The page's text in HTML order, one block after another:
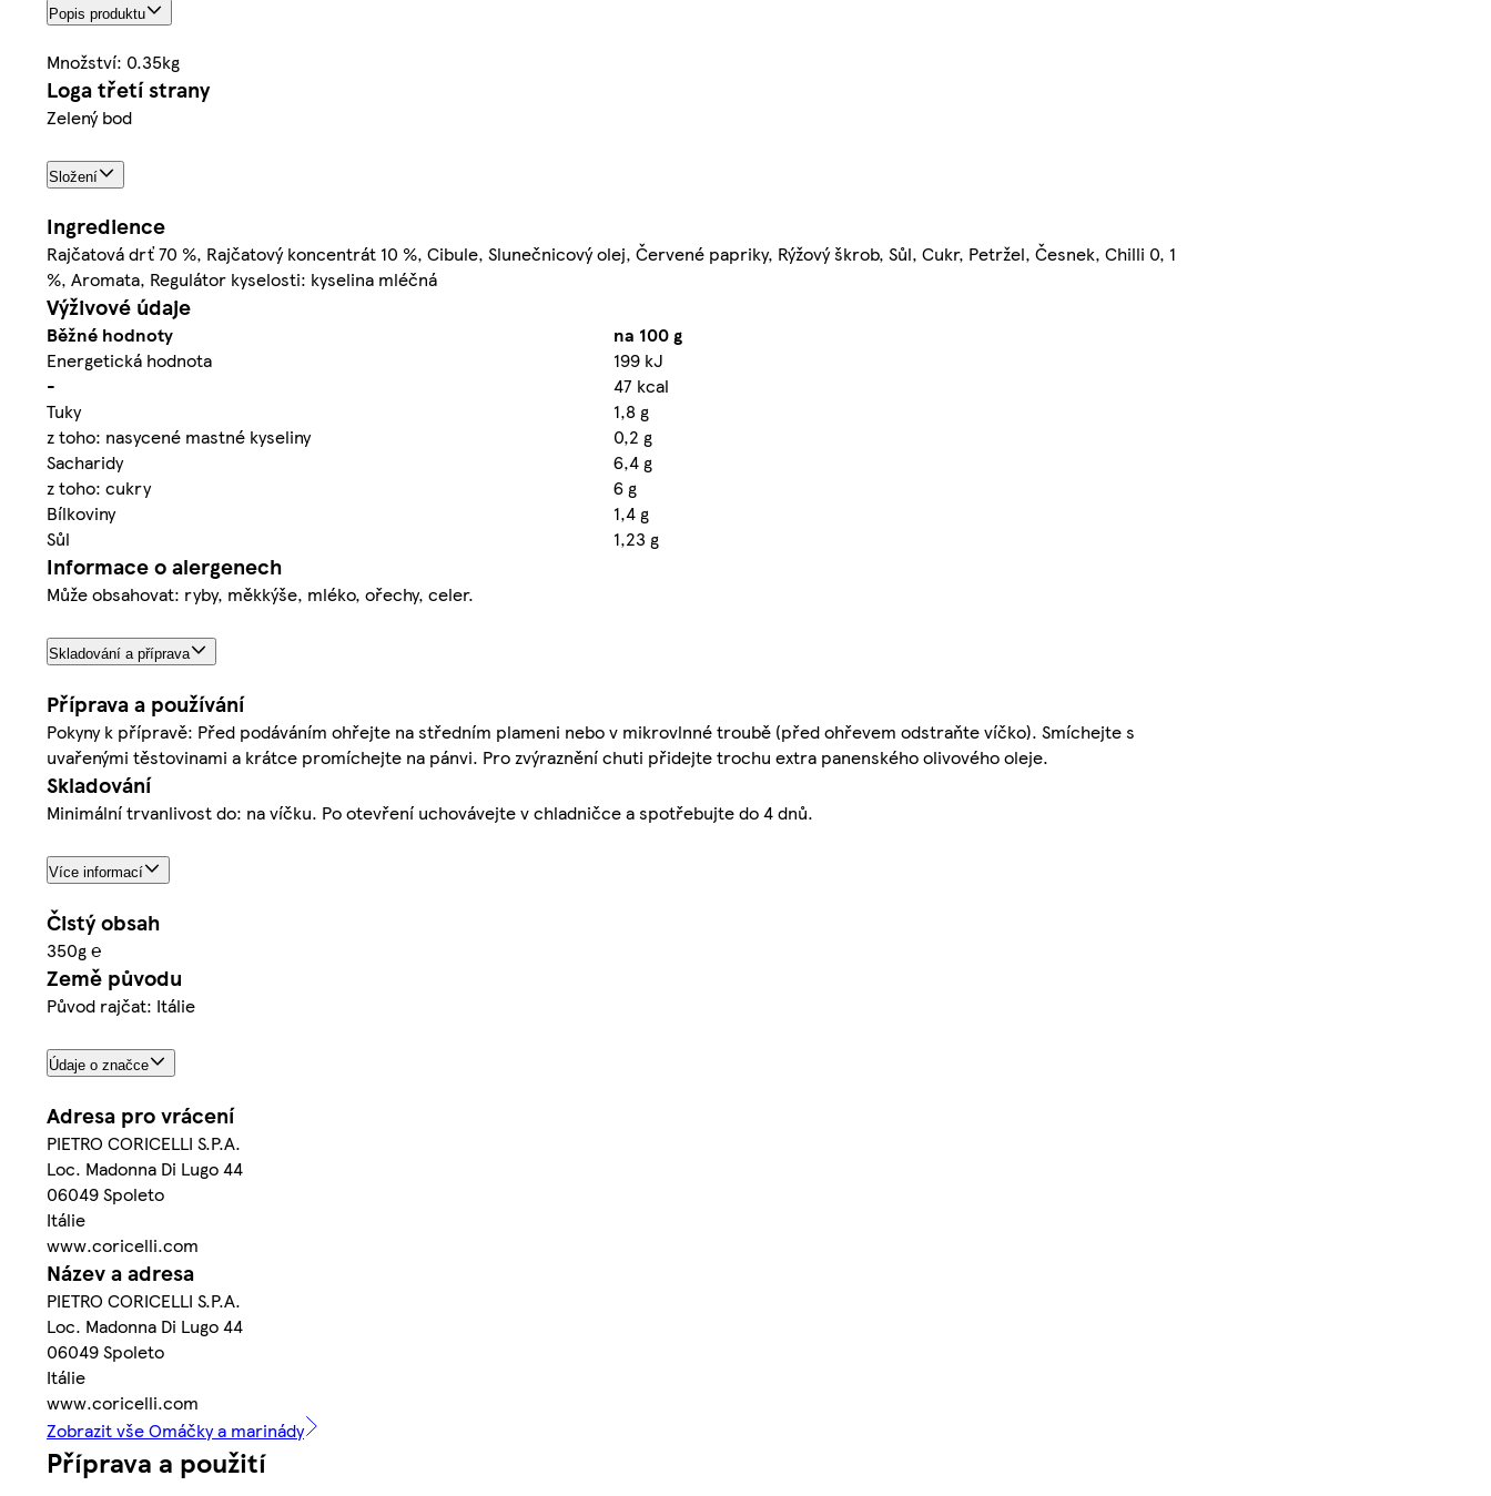
Popis produktu
Množství: 0.35kg
Loga třetí strany
Zelený bod
Složení
Ingredience
Rajčatová drť 70 %, Rajčatový koncentrát 10 %, Cibule, Slunečnicový olej, Červené papriky, Rýžový škrob, Sůl, Cukr, Petržel, Česnek, Chilli 0, 1
%, Aromata, Regulátor kyselosti: kyselina mléčná
Výživové údaje
Běžné hodnoty
na 100 g
Energetická hodnota
199 kJ
-
47 kcal
Tuky
1,8 g
z toho: nasycené mastné kyseliny
0,2 g
Sacharidy
6,4 g
z toho: cukry
6 g
Bílkoviny
1,4 g
Sůl
1,23 g
Informace o alergenech
Může obsahovat: ryby, měkkýše, mléko, ořechy, celer.
Skladování a příprava
Příprava a používání
Pokyny k přípravě: Před podáváním ohřejte na středním plameni nebo v mikrovlnné troubě (před ohřevem odstraňte víčko). Smíchejte s
uvařenými těstovinami a krátce promíchejte na pánvi. Pro zvýraznění chuti přidejte trochu extra panenského olivového oleje.
Skladování
Minimální trvanlivost do: na víčku. Po otevření uchovávejte v chladničce a spotřebujte do 4 dnů.
Více informací
Čistý obsah
350g ℮
Země původu
Původ rajčat: Itálie
Údaje o značce
Adresa pro vrácení
PIETRO CORICELLI S.P.A.
Loc. Madonna Di Lugo 44
06049 Spoleto
Itálie
www.coricelli.com
Název a adresa
PIETRO CORICELLI S.P.A.
Loc. Madonna Di Lugo 44
06049 Spoleto
Itálie
www.coricelli.com
Zobrazit vše Omáčky a marinády
Příprava a použití